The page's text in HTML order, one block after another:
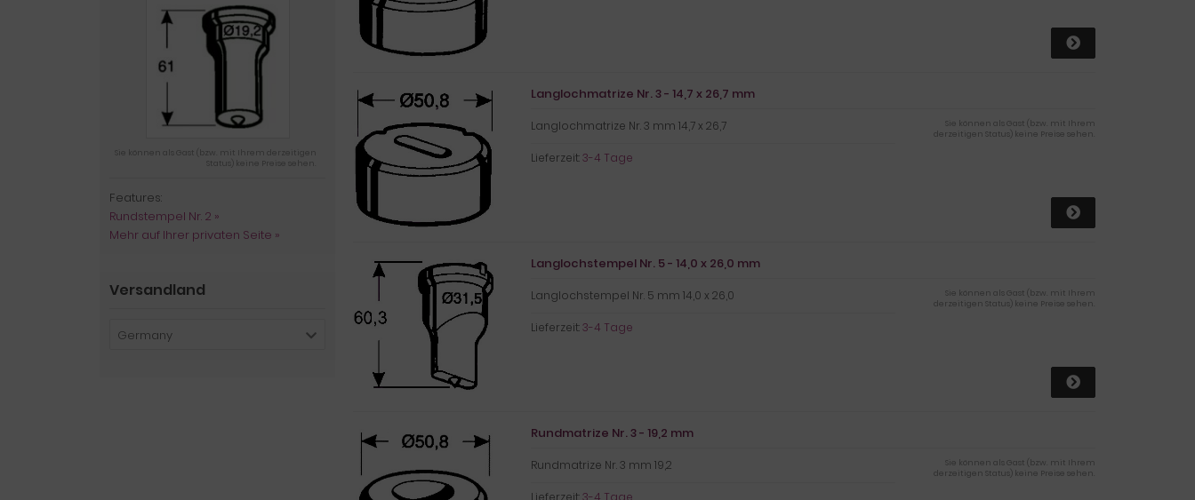
Langlochmatrize Nr. 3 - 14,7 x 26,7 mm
Langlochmatrize Nr. 3 mm 14,7 x 26,7
Lieferzeit:3-4 Tage
Sie können als Gast (bzw. mit Ihrem
derzeitigen Status) keine Preise sehen.
Langlochstempel Nr. 5 - 14,0 x 26,0 mm
Langlochstempel Nr. 5 mm 14,0 x 26,0
Lieferzeit:3-4 Tage
Sie können als Gast (bzw. mit Ihrem
derzeitigen Status) keine Preise sehen.
Rundmatrize Nr. 3 - 19,2 mm
Rundmatrize Nr. 3 mm 19,2
Lieferzeit:3-4 Tage
Sie können als Gast (bzw. mit Ihrem
derzeitigen Status) keine Preise sehen.
Sie können als Gast (bzw. mit Ihrem derzeitigen
Status) keine Preise sehen.
Features:
Rundstempel Nr. 2 »
Mehr auf Ihrer privaten Seite »
Versandland
Germany